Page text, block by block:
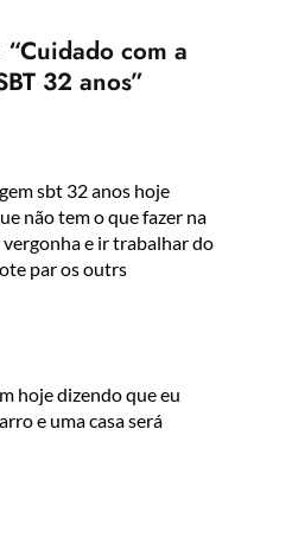
com a
32 anos”
sbt 32 anos hoje
não tem o que fazer na
e ir trabalhar do
par os outrs
hoje dizendo que eu
e uma casa será